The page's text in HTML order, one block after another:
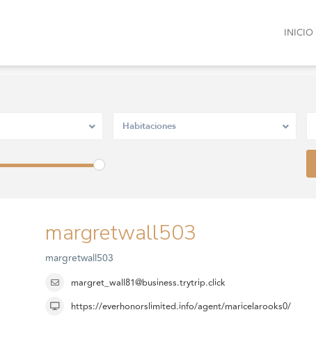
INICIO
Habitaciones
margretwall503
margretwall503
margret_wall81@business.trytrip.click
https://everhonorslimited.info/agent/maricelarooks0/